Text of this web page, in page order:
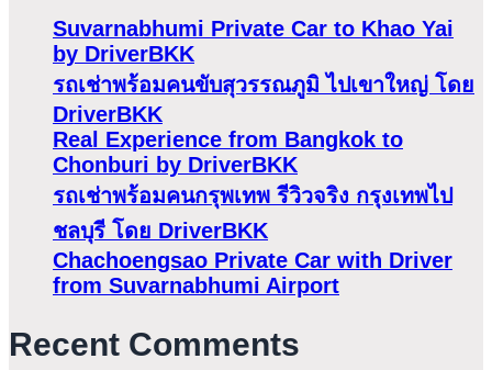
Suvarnabhumi Private Car to Khao Yai
by DriverBKK
รถเช่าพร้อมคนขับสุวรรณภูมิ ไปเขาใหญ่ โดย
DriverBKK
Real Experience from Bangkok to
Chonburi by DriverBKK
รถเช่าพร้อมคนกรุพเทพ รีวิวจริง กรุงเทพไป
ชลบุรี โดย DriverBKK
Chachoengsao Private Car with Driver
from Suvarnabhumi Airport
Recent Comments